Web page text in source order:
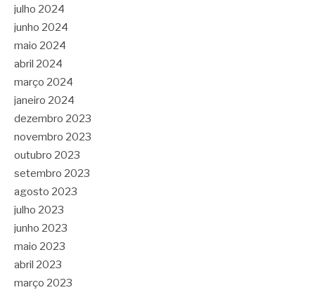
julho 2024
junho 2024
maio 2024
abril 2024
março 2024
janeiro 2024
dezembro 2023
novembro 2023
outubro 2023
setembro 2023
agosto 2023
julho 2023
junho 2023
maio 2023
abril 2023
março 2023